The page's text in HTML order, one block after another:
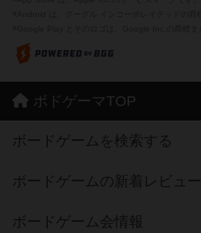
ボドゲーマTOP
ボードゲームを検索する
ボードゲームの新着レビュー
ボードゲーム会情報